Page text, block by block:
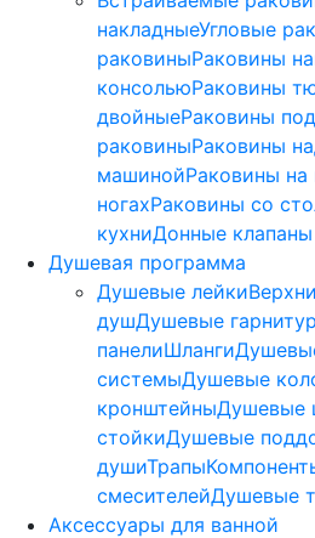
накладныеУгловые
раковиныРаковины
консольюРаковины
двойныеРаковины
раковиныРаковины
машинойРаковины на
ногахРаковины со
кухниДонные клапаны
Душевая программа
Душевые лейки
душДушевые
панелиШланги
системыДушевые
кронштейныДушевые
стойкиДушевые
душиТрапы
смесителейДушевые
Аксессуары для ванной